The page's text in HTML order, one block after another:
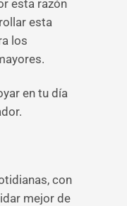
esta razón
esta
los
en tu día
con
mejor de